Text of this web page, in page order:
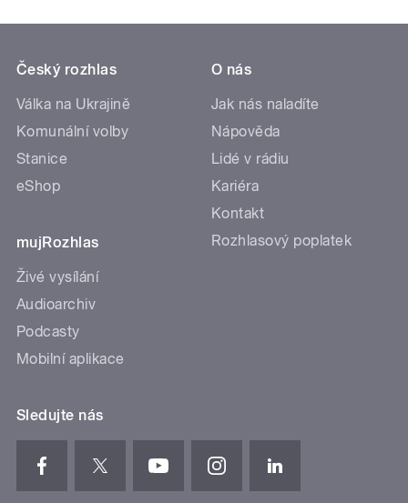
Český rozhlas
Válka na Ukrajině
Komunální volby
Stanice
eShop
mujRozhlas
Živé vysílání
Audioarchiv
Podcasty
Mobilní aplikace
O nás
Jak nás naladíte
Nápověda
Lidé v rádiu
Kariéra
Kontakt
Rozhlasový poplatek
Sledujte nás